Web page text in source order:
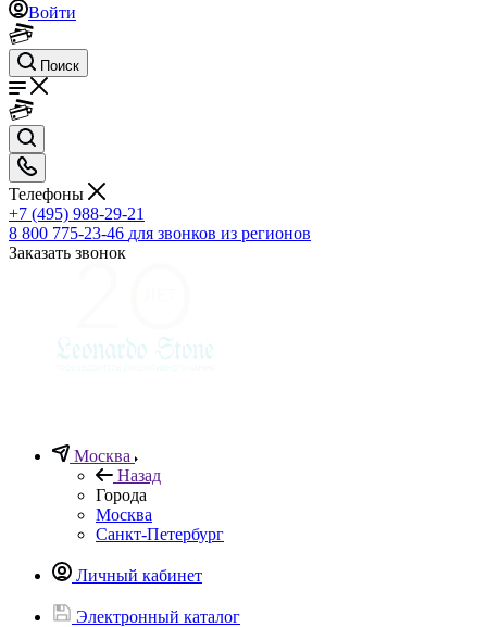
Войти
Поиск
Телефоны
+7 (495) 988-29-21
8 800 775-23-46 для звонков из регионов
Заказать звонок
Москва
Назад
Города
Москва
Санкт-Петербург
Личный кабинет
Электронный каталог